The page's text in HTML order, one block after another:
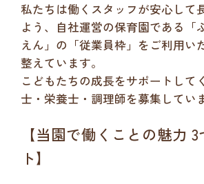
私たちは働くスタッフが安心して
よう、自社運営の保育園である「
えん」の「従業員枠」をご利用い
整えています。
こどもたちの成長をサポートして
士・栄養士・調理師を募集してい
【当園で働くことの魅力
ト】